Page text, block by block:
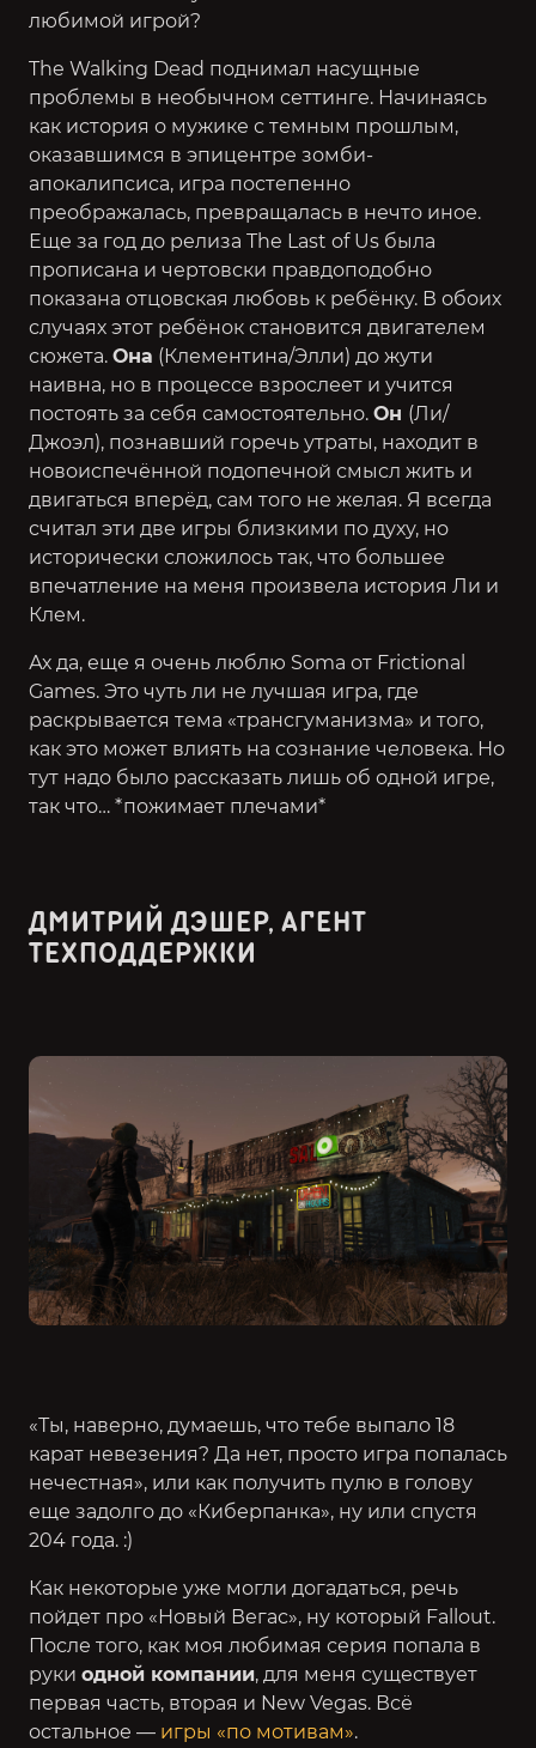
любимой игрой?
The Walking Dead поднимал насущные
проблемы в необычном сеттинге. Начинаясь
как история о мужике с темным прошлым,
оказавшимся в эпицентре зомби-
апокалипсиса, игра постепенно
преображалась, превращалась в нечто иное.
Еще за год до релиза The Last of Us была
прописана и чертовски правдоподобно
показана отцовская любовь к ребёнку. В обоих
случаях этот ребёнок становится двигателем
сюжета. Она (Клементина/Элли) до жути
наивна, но в процессе взрослеет и учится
постоять за себя самостоятельно. Он (Ли/
Джоэл), познавший горечь утраты, находит в
новоиспечённой подопечной смысл жить и
двигаться вперёд, сам того не желая. Я всегда
считал эти две игры близкими по духу, но
исторически сложилось так, что большее
впечатление на меня произвела история Ли и
Клем.
Ах да, еще я очень люблю Soma от Frictional
Games. Это чуть ли не лучшая игра, где
раскрывается тема «трансгуманизма» и того,
как это может влиять на сознание человека. Но
тут надо было рассказать лишь об одной игре,
так что… *пожимает плечами*
ДМИТРИЙ ДЭШЕР, АГЕНТ
ТЕХПОДДЕРЖКИ
«Ты, наверно, думаешь, что тебе выпало 18
карат невезения? Да нет, просто игра попалась
нечестная», или как получить пулю в голову
еще задолго до «Киберпанка», ну или спустя
204 года. :)
Как некоторые уже могли догадаться, речь
пойдет про «Новый Вегас», ну который Fallout.
После того, как моя любимая серия попала в
руки одной компании, для меня существует
первая часть, вторая и New Vegas. Всё
остальное — игры «по мотивам».